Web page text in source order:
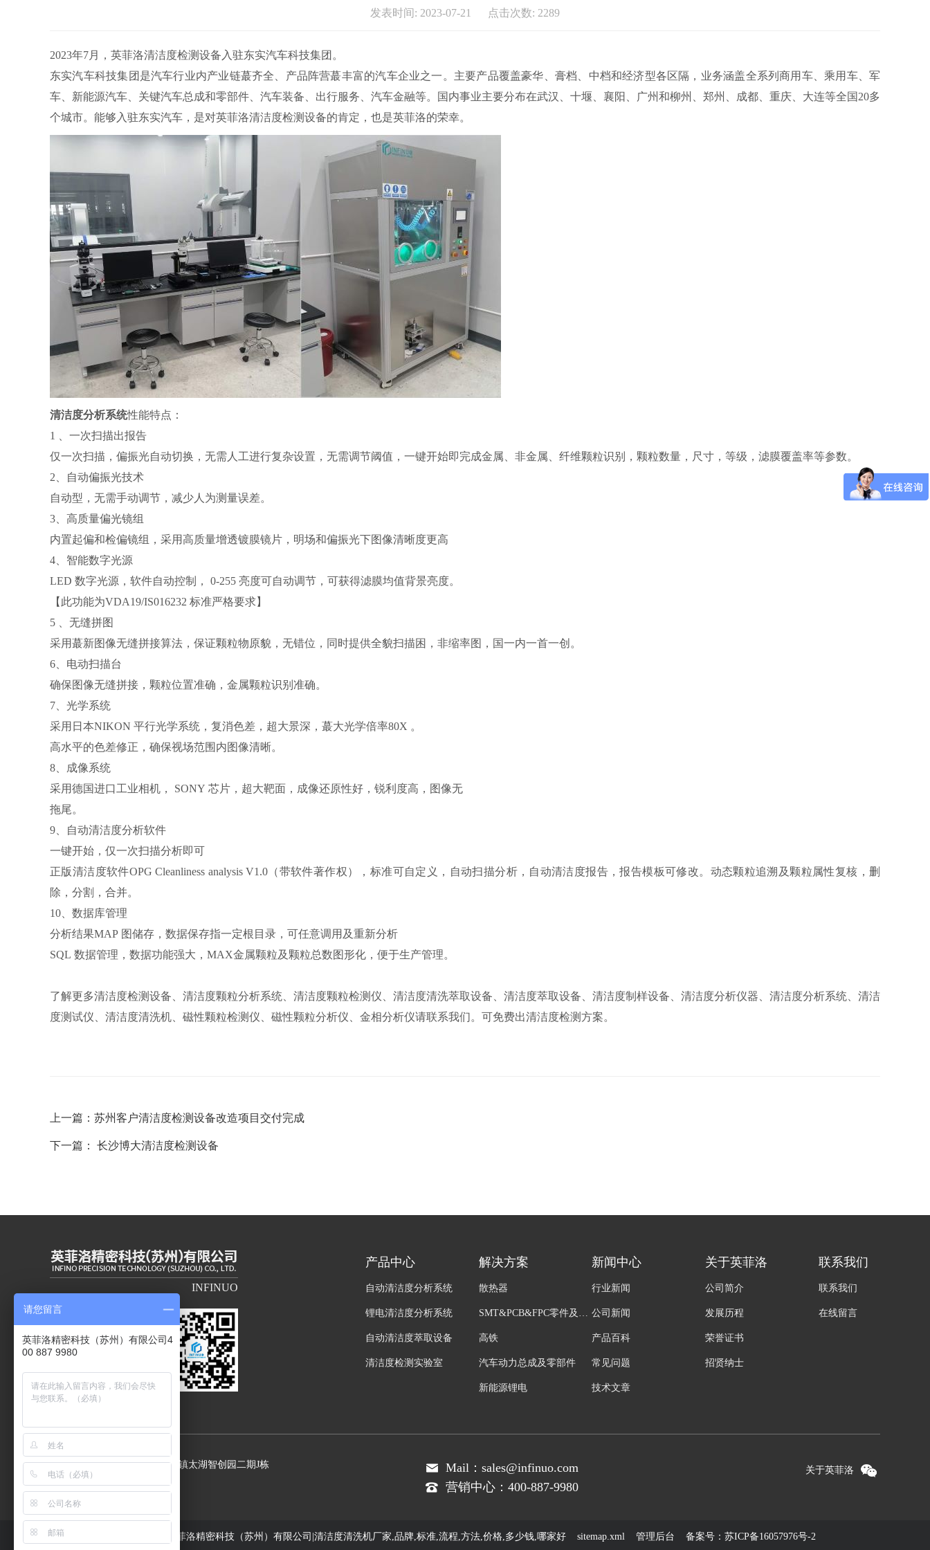
发表时间: 2023-07-21 点击次数: 2289
2023年7月，英菲洛清洁度检测设备入驻东实汽车科技集团。
东实汽车科技集团是汽车行业内产业链蕞齐全、产品阵营蕞丰富的汽车企业之一。主要产品覆盖豪华、膏档、中档和经济型各区隔，业务涵盖全系列商用车、乘用车、军
车、新能源汽车、关键汽车总成和零部件、汽车装备、出行服务、汽车金融等。国内事业主要分布在武汉、十堰、襄阳、广州和柳州、郑州、成都、重庆、大连等全国20多
个城市。能够入驻东实汽车，是对英菲洛清洁度检测设备的肯定，也是英菲洛的荣幸。
清洁度分析系统性能特点：
1 、一次扫描出报告
仅一次扫描，偏振光自动切换，无需人工进行复杂设置，无需调节阈值，一键开始即完成金属、非金属、纤维颗粒识别，颗粒数量，尺寸，等级，滤膜覆盖率等参数。
2、自动偏振光技术
自动型，无需手动调节，减少人为测量误差。
3、高质量偏光镜组
内置起偏和检偏镜组，采用高质量增透镀膜镜片，明场和偏振光下图像清晰度更高
4、智能数字光源
LED 数字光源，软件自动控制， 0-255 亮度可自动调节，可获得滤膜均值背景亮度。
【此功能为VDA19/IS016232 标准严格要求】
5 、无缝拼图
采用蕞新图像无缝拼接算法，保证颗粒物原貌，无错位，同时提供全貌扫描困，非缩率图，国一内一首一创。
6、电动扫描台
确保图像无缝拼接，颗粒位置准确，金属颗粒识别准确。
7、光学系统
采用日本NIKON 平行光学系统，复消色差，超大景深，蕞大光学倍率80X 。
高水平的色差修正，确保视场范围内图像清晰。
8、成像系统
采用德国进口工业相机， SONY 芯片，超大靶面，成像还原性好，锐利度高，图像无
拖尾。
9、自动清洁度分析软件
一键开始，仅一次扫描分析即可
正版清洁度软件OPG Cleanliness analysis V1.0（带软件著作权），标准可自定义，自动扫描分析，自动清洁度报告，报告模板可修改。动态颗粒追溯及颗粒属性复核，删
除，分割，合并。
10、数据库管理
分析结果MAP 图储存，数据保存指一定根目录，可任意调用及重新分析
SQL 数据管理，数据功能强大，MAX金属颗粒及颗粒总数图形化，便于生产管理。
了解更多清洁度检测设备、清洁度颗粒分析系统、清洁度颗粒检测仪、清洁度清洗萃取设备、清洁度萃取设备、清洁度制样设备、清洁度分析仪器、清洁度分析系统、清洁
度测试仪、清洁度清洗机、磁性颗粒检测仪、磁性颗粒分析仪、金相分析仪请联系我们。可免费出清洁度检测方案。
上一篇： 苏州客户清洁度检测设备改造项目交付完成
下一篇： 长沙博大清洁度检测设备
INFINUO
产品中心
自动清洁度分析系统
锂电清洁度分析系统
自动清洁度萃取设备
清洁度检测实验室
解决方案
散热器
SMT&PCB&FPC零件及组装
高铁
汽车动力总成及零部件
新能源锂电
磁性材料
新闻中心
行业新闻
公司新闻
产品百科
常见问题
技术文章
关于英菲洛
公司简介
发展历程
荣誉证书
招贤纳士
联系我们
联系我们
在线留言
地址：苏州市吴中区光福镇太湖智创园二期J栋
Mail：sales@infinuo.com
营销中心：400-887-9980
关于英菲洛
Copyright © 英菲洛精密科技（苏州）有限公司|清洁度清洗机厂家,品牌,标准,流程,方法,价格,多少钱,哪家好 sitemap.xml 管理后台 备案号： 苏ICP备16057976号-2
请您留言
英菲洛精密科技（苏州）有限公司4
00 887 9980